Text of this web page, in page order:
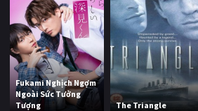
Fukami Nghịch Ngợm
Ngoài Sức Tưởng
Tượng
The Triangle